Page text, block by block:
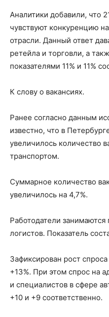
Аналитики добавили, что
чувствуют конкуренцию
отрасли. Данный ответ
ретейла и торговли, а
показателями 11% и 11%
К слову о вакансиях.
Ранее согласно данным
известно, что в
увеличилось количество
транспортом.
Суммарное количество
увеличилось на 4,7%.
Работодатели
логистов. Показатель
Зафиксирован рост
+13%. При этом спрос на
и специалистов в сфере
+10 и +9 соответственно.